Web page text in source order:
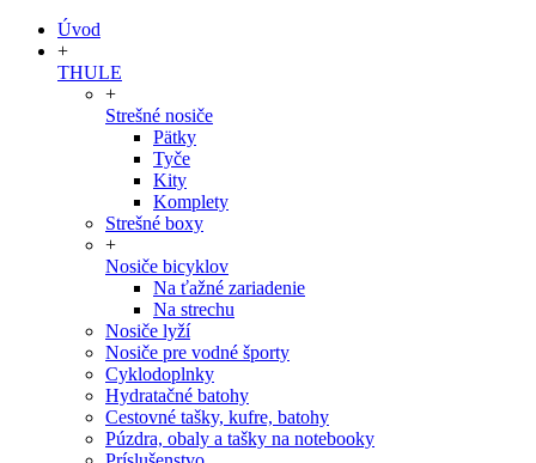
Úvod
+
THULE
+
Strešné nosiče
Pätky
Tyče
Kity
Komplety
Strešné boxy
+
Nosiče bicyklov
Na ťažné zariadenie
Na strechu
Nosiče lyží
Nosiče pre vodné športy
Cyklodoplnky
Hydratačné batohy
Cestovné tašky, kufre, batohy
Púzdra, obaly a tašky na notebooky